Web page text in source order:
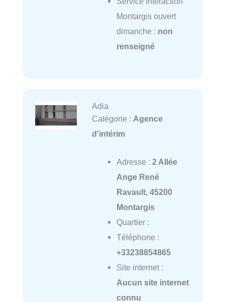
Montargis ouvert
dimanche : non
renseigné
Adia
Catégorie : Agence
d'intérim
Adresse : 2 Allée
Ange René
Ravault, 45200
Montargis
Quartier :
Téléphone :
+33238854865
Site internet :
Aucun site internet
connu